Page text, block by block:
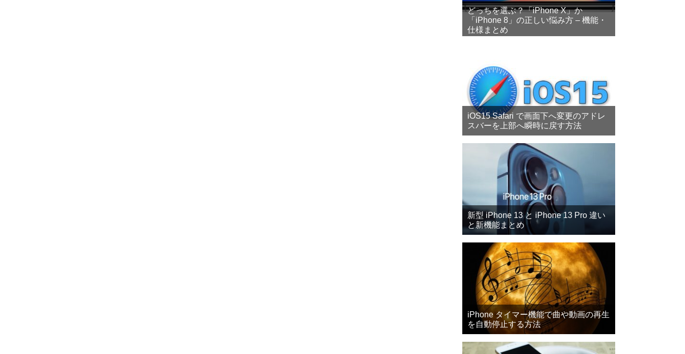
どっちを選ぶ？「iPhone X」か
「iPhone 8」の正しい悩み方 – 機能・
仕様まとめ
iOS15 Safari で画面下へ変更のアドレ
スバーを上部へ瞬時に戻す方法
新型 iPhone 13 と iPhone 13 Pro 違い
と新機能まとめ
iPhone タイマー機能で曲や動画の再生
を自動停止する方法